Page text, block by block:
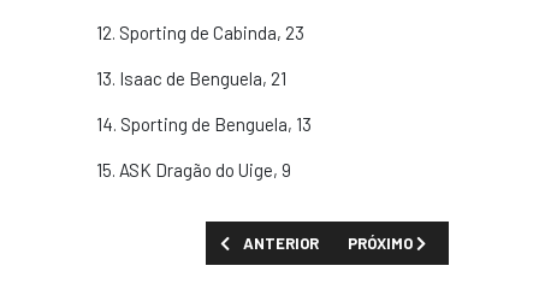
12. Sporting de Cabinda, 23
13. Isaac de Benguela, 21
14. Sporting de Benguela, 13
15. ASK Dragão do Uige, 9
ARTIGO ANTERIOR: PETRO DE LUANDA
ANTERIOR PRÓXIMO ARTIGO:
PRÓXIMO